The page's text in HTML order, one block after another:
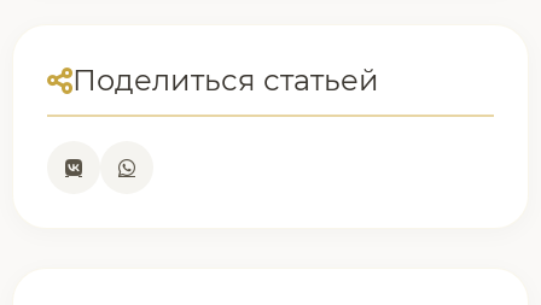
Поделиться статьей